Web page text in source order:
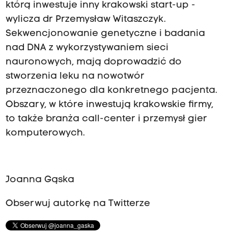
którą inwestuje inny krakowski start-up -
wylicza dr Przemysław Witaszczyk.
Sekwencjonowanie genetyczne i badania
nad DNA z wykorzystywaniem sieci
nauronowych, mają doprowadzić do
stworzenia leku na nowotwór
przeznaczonego dla konkretnego pacjenta.
Obszary, w które inwestują krakowskie firmy,
to także branża call-center i przemysł gier
komputerowych.
Joanna Gąska
Obserwuj autorkę na Twitterze